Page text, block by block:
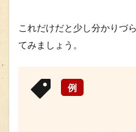
これだけだと少し分かりづ
てみましょう。
例